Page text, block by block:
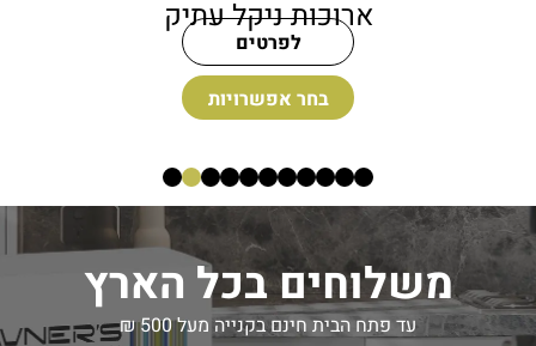
אוקסיד
לפרטים
חסר במלאי
משלוחים בכל הארץ
עד פתח הבית חינם בקנייה מעל 500 ₪